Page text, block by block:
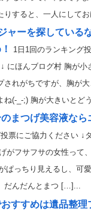
りすると、一人にして
ャーを探している
1日1回のランキング
にほんブログ村 胸が小
されがちですが、胸が
ね(-_-;) 胸が大きいとど
まつげ美容液な
票にご協力ください ↓
がフサフサの女性って
ぱっちり見えるし、可
だんだんとまつ […]...
すすめは遺品整理